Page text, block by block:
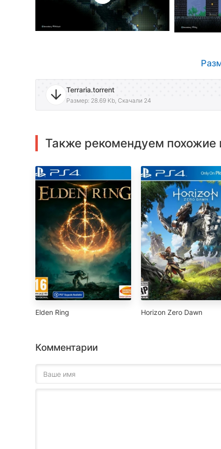
Terraria.torrent
Размер: 28.69 Kb, Скачали 24
Также рекомендуем похожие
Elden Ring Horizon Zero Dawn
Комментарии